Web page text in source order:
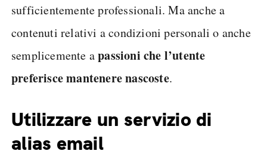
sufficientemente professionali. Ma anche a
contenuti relativi a condizioni personali o anche
semplicemente apassioni che l’utente
preferisce mantenere nascoste.
Utilizzare un servizio di
alias email